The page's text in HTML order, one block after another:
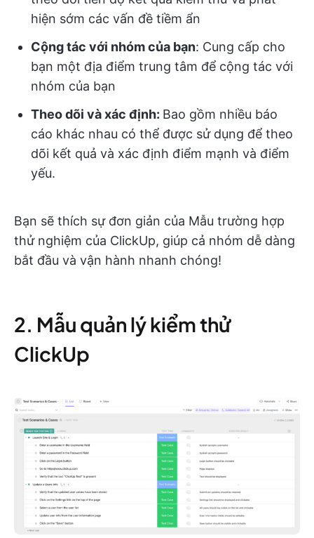
hiện sớm các vấn đề tiềm ẩn
Cộng tác với nhóm của bạn: Cung cấp cho
bạn một địa điểm trung tâm để cộng tác với
nhóm của bạn
Theo dõi và xác định: Bao gồm nhiều báo
cáo khác nhau có thể được sử dụng để theo
dõi kết quả và xác định điểm mạnh và điểm
yếu.
Bạn sẽ thích sự đơn giản của Mẫu trường hợp
thử nghiệm của ClickUp, giúp cả nhóm dễ dàng
bắt đầu và vận hành nhanh chóng!
2. Mẫu quản lý kiểm thử
ClickUp